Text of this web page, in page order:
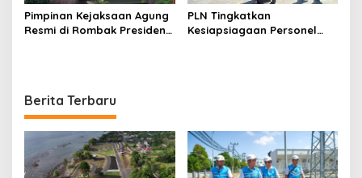
Pimpinan Kejaksaan Agung
Resmi di Rombak Presiden
PLN Tingkatkan
Kesiapsiagaan Personel
Berita Terbaru